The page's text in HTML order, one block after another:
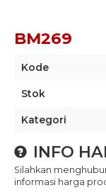
BM269
Kode
Stok
Kategori
INFO
Silahkan
informasi harga